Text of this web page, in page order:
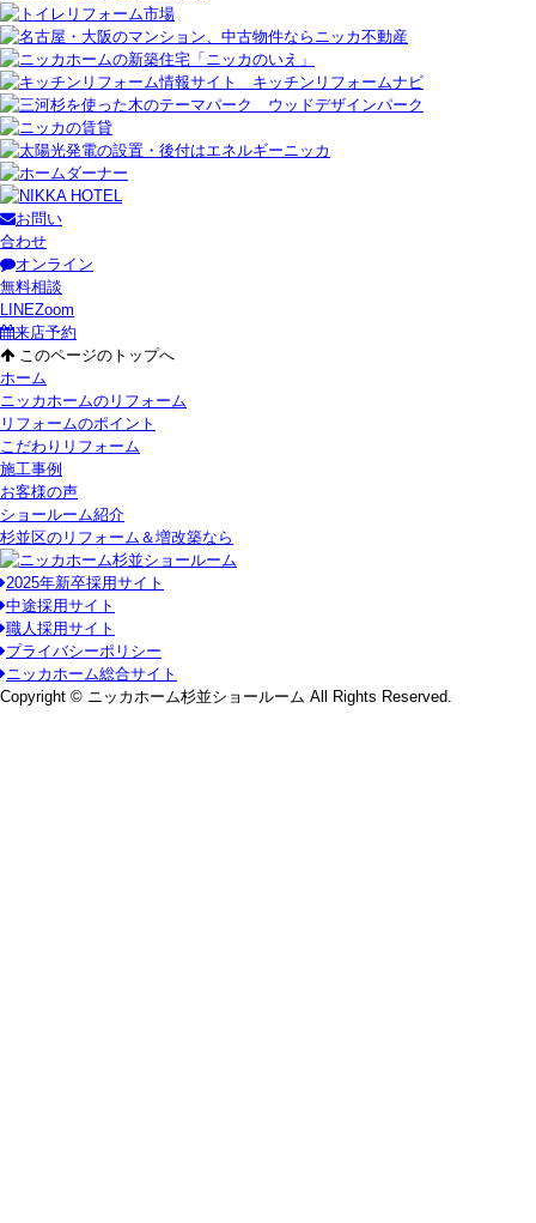
お問い
合わせ
オンライン
無料相談
LINEZoom
来店予約
このページのトップへ
ホーム
ニッカホームのリフォーム
リフォームのポイント
こだわりリフォーム
施工事例
お客様の声
ショールーム紹介
杉並区のリフォーム＆増改築なら
2025年新卒採用サイト
中途採用サイト
職人採用サイト
プライバシーポリシー
ニッカホーム総合サイト
Copyright © ニッカホーム杉並ショールーム All Rights Reserved.